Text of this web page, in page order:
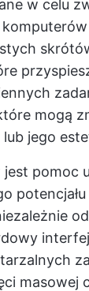
w celu
mogą
jego
jest pomoc
masowej